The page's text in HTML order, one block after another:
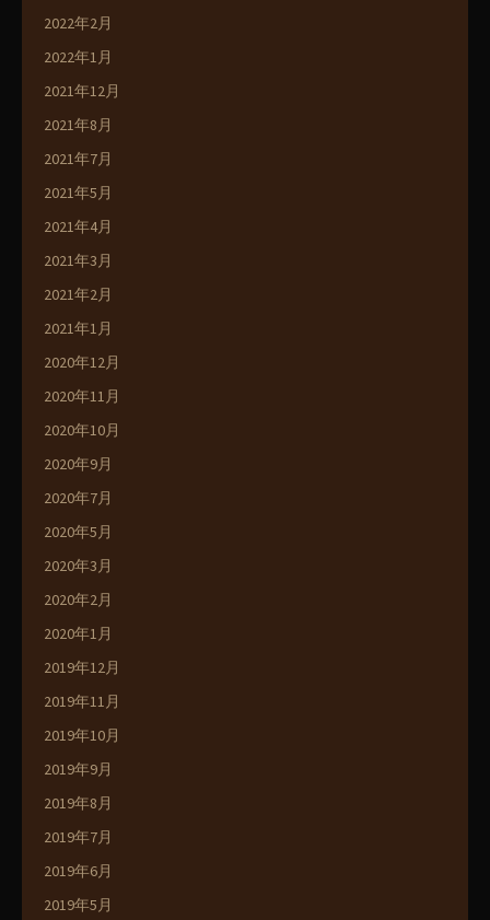
2022年2月
2022年1月
2021年12月
2021年8月
2021年7月
2021年5月
2021年4月
2021年3月
2021年2月
2021年1月
2020年12月
2020年11月
2020年10月
2020年9月
2020年7月
2020年5月
2020年3月
2020年2月
2020年1月
2019年12月
2019年11月
2019年10月
2019年9月
2019年8月
2019年7月
2019年6月
2019年5月